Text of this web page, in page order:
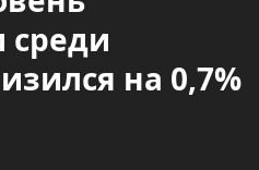
среди
на 0,7%